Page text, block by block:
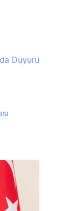
Duyuru